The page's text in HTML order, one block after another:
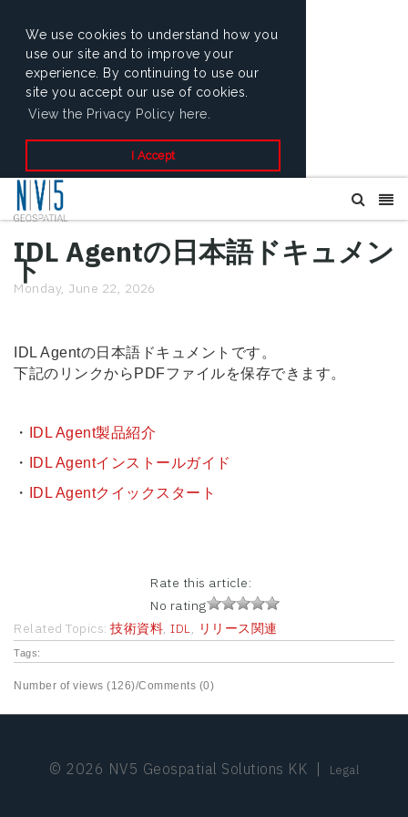
We use cookies to understand how you
use our site and to improve your
experience. By continuing to use our
site you accept our use of cookies.
View the Privacy Policy here.
I Accept
IDL Agentの日本語ドキュメン
ト
Monday, June 22, 2026
IDL Agentの日本語ドキュメントです。
下記のリンクからPDFファイルを保存できます。
・
IDL Agent製品紹介
・
IDL Agentインストールガイド
・
IDL Agentクイックスタート
Rate this article:
No rating
Related Topics: 技術資料, IDL, リリース関連
Tags:
Number of views (126)/Comments (0)
© 2026 NV5 Geospatial Solutions KK Legal